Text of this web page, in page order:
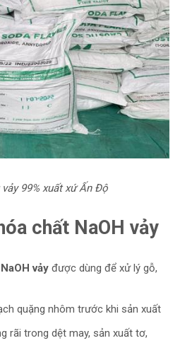
99% xuất xứ Ấn Độ
chất NaOH vảy
NaOH vảy được dùng để xử lý gỗ,
quặng nhôm trước khi sản xuất
rãi trong dệt may, sản xuất tơ,